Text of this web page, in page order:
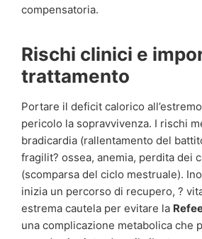
compensatoria.
Rischi clinici e
trattamento
Portare il deficit calorico
pericolo la sopravvivenza. I rischi
bradicardia (rallentamento del
fragilit? ossea, anemia, perdita dei
(scomparsa del ciclo mestruale).
inizia un percorso di recupero, ?
estrema cautela per evitare la
una complicazione metabolica che